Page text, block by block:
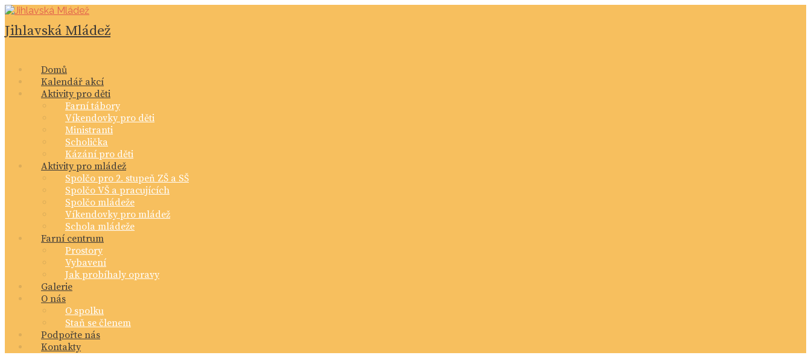
Skip
content
Jihlavská Mládež
Domů
Kalendář akcí
Aktivity pro děti
Farní tábory
Víkendovky pro děti
Ministranti
Scholička
Kázání pro děti
Aktivity pro mládež
Spolčo pro 2. stupeň ZŠ a SŠ
Spolčo VŠ a pracujících
Spolčo mládeže
Víkendovky pro mládež
Schola mládeže
Farní centrum
Prostory
Vybavení
Jak probíhaly opravy
Galerie
O nás
O spolku
Staň se členem
Podpořte nás
Kontakty